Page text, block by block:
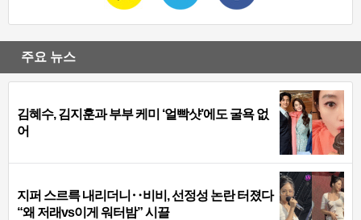
주요 뉴스
김혜수, 김지훈과 부부 케미 ‘얼빡샷’에도 굴욕 없
어
지퍼 스르륵 내리더니‥비비, 선정성 논란 터졌다
“왜 저래vs이게 워터밤” 시끌